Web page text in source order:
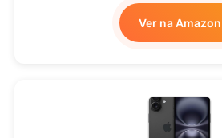
Ver na Amazon